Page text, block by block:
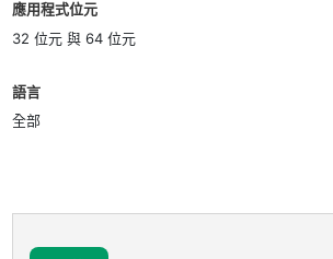
應用程式位元
32 位元 與 64 位元
語言
全部